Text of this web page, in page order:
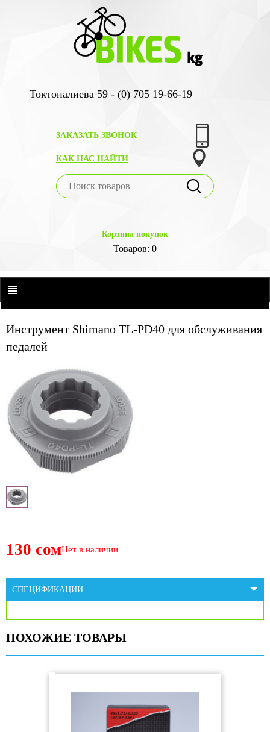
Токтоналиева 59 - (0) 705 19-66-19
ЗАКАЗАТЬ ЗВОНОК
КАК НАС НАЙТИ
Корзина покупок
Товаров: 0
Инструмент Shimano TL-PD40 для обслуживания
педалей
130 сомНет в наличии
СПЕЦИФИКАЦИИ
ПОХОЖИЕ ТОВАРЫ